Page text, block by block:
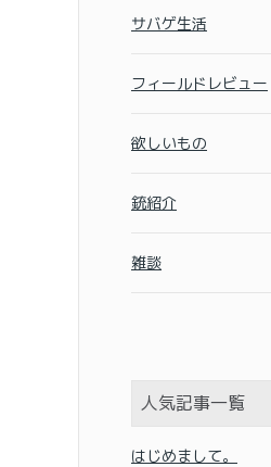
サバゲ生活
フィールドレビュー
欲しいもの
銃紹介
雑談
人気記事一覧
はじめまして。